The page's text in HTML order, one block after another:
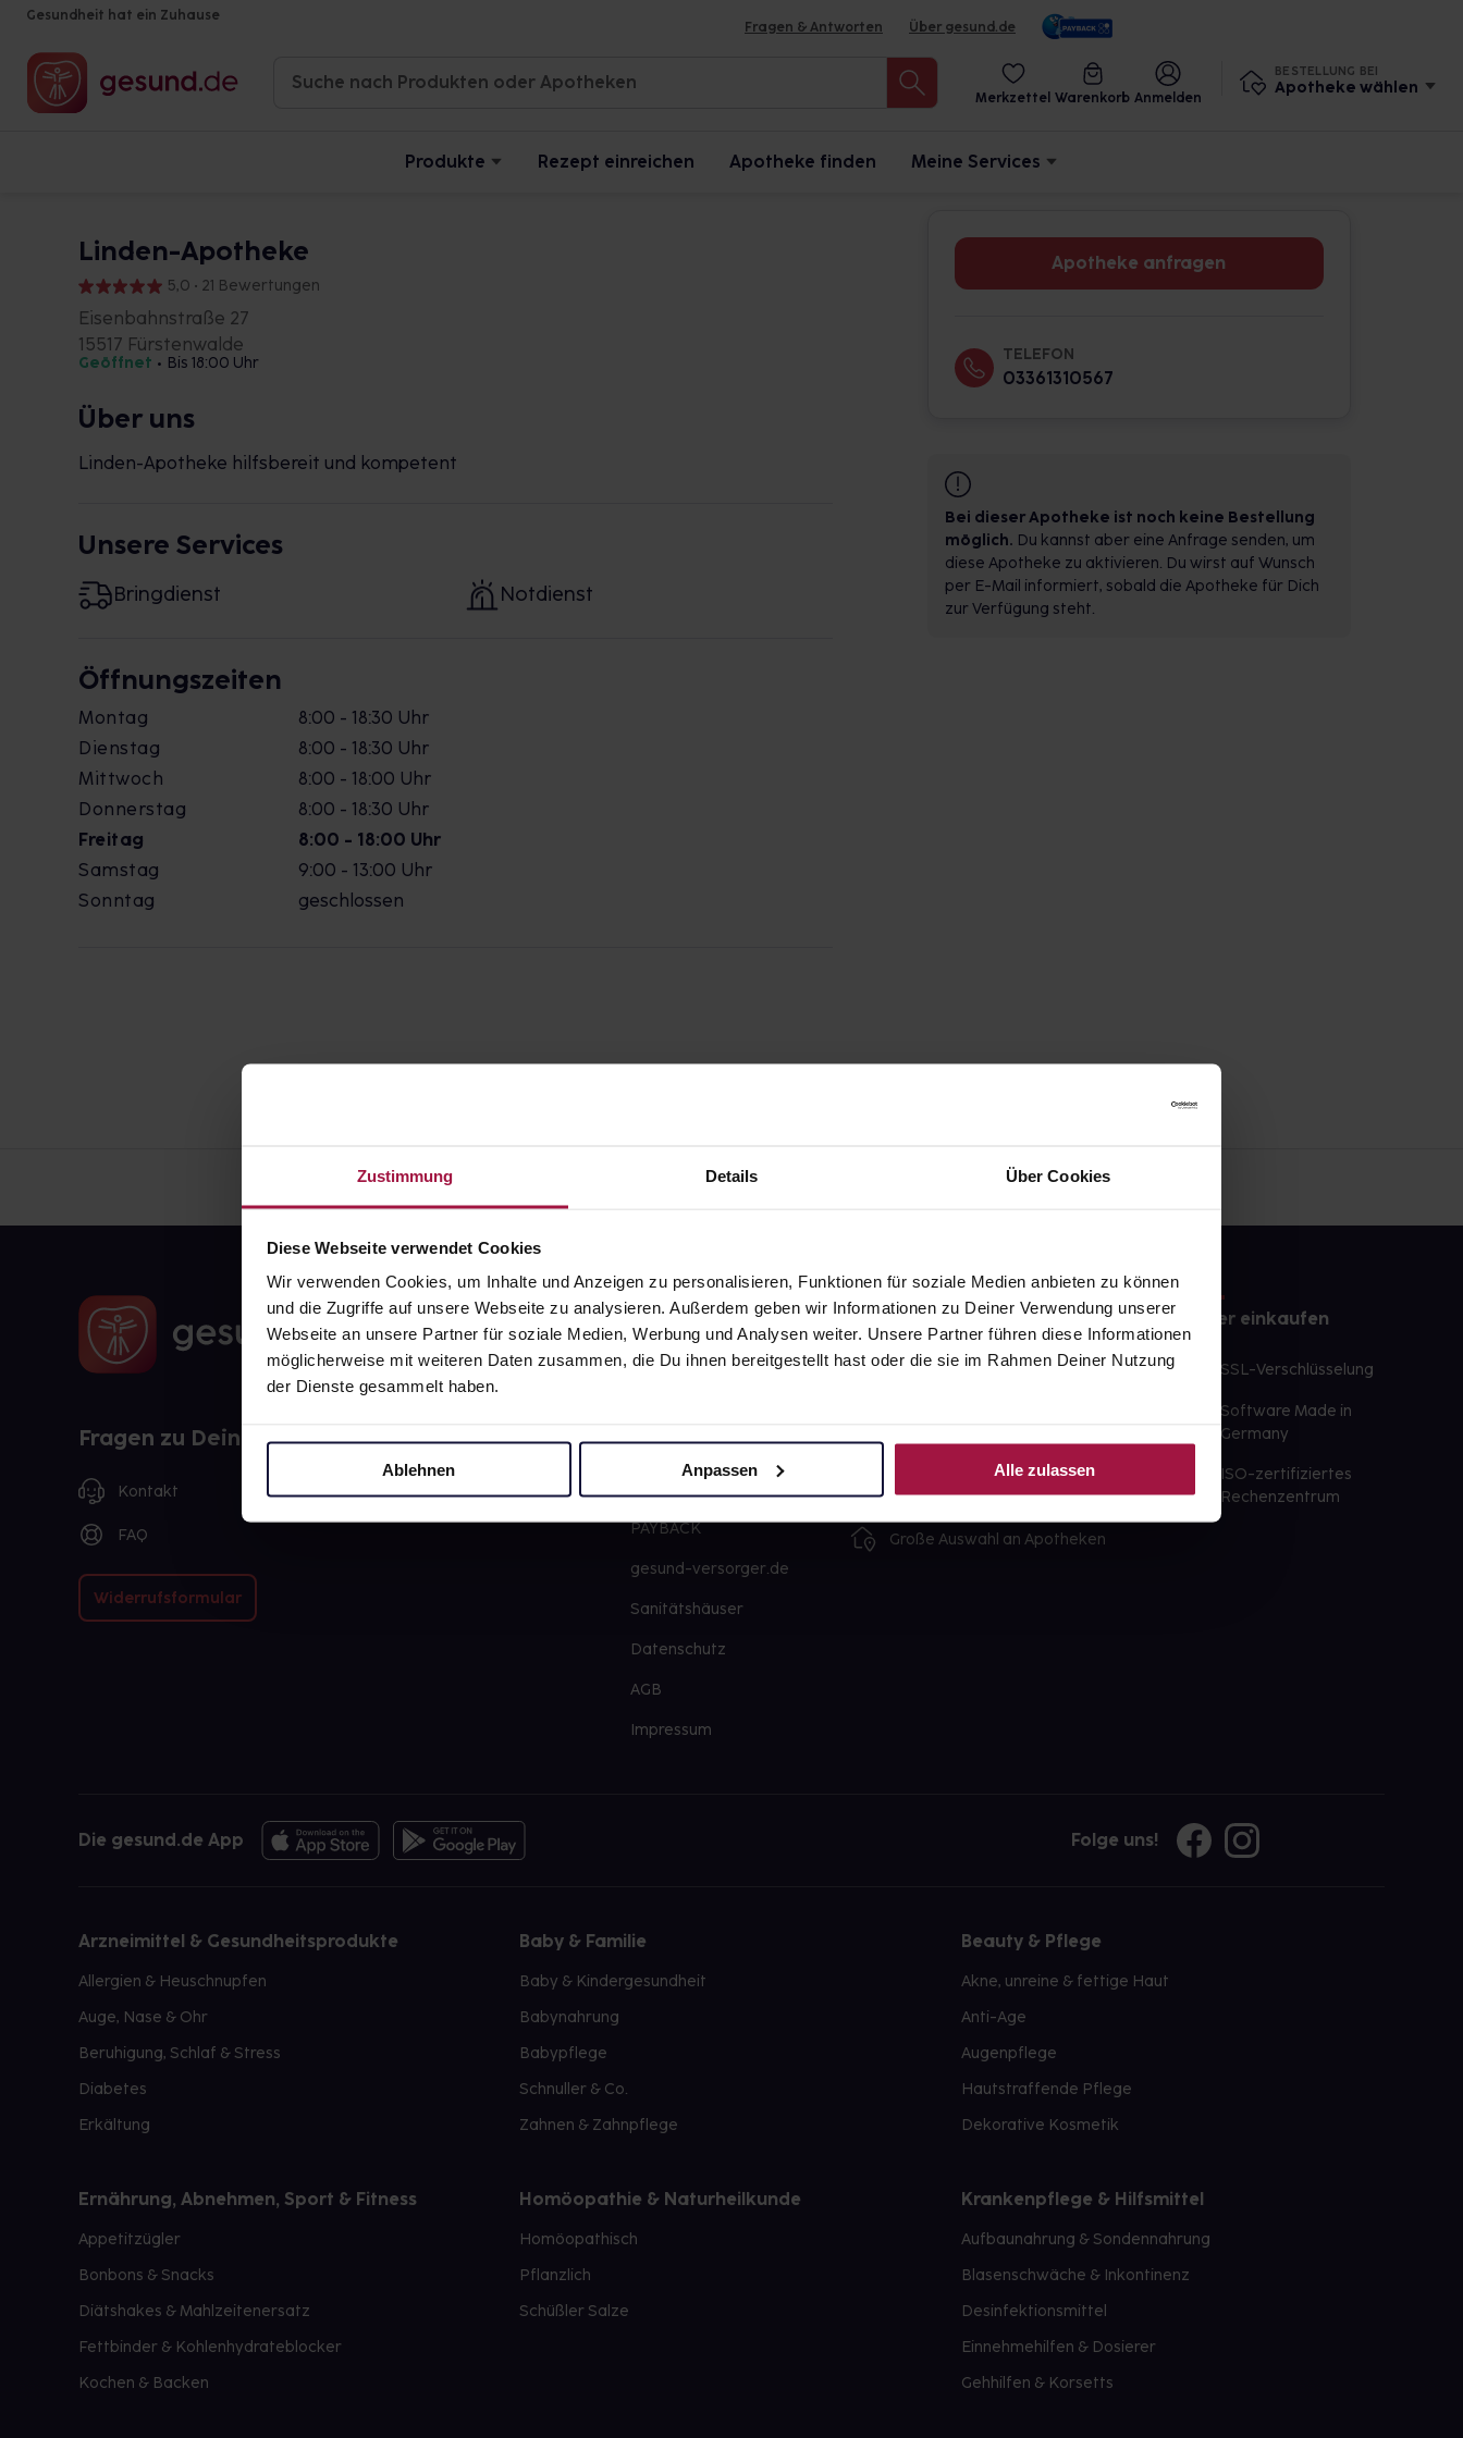
Zustimmung Details Über Cookies
Diese Webseite verwendet Cookies
Wir verwenden Cookies, um Inhalte und Anzeigen zu personalisieren, Funktionen für soziale Medien anbieten zu können
und die Zugriffe auf unsere Webseite zu analysieren. Außerdem geben wir Informationen zu Deiner Verwendung unserer
Webseite an unsere Partner für soziale Medien, Werbung und Analysen weiter. Unsere Partner führen diese Informationen
möglicherweise mit weiteren Daten zusammen, die Du ihnen bereitgestellt hast oder die sie im Rahmen Deiner Nutzung
der Dienste gesammelt haben.
Ablehnen Anpassen Alle zulassen
Gesundheit hat ein Zuhause
Fragen & Antworten Über gesund.de
Merkzettel Warenkorb Anmelden
BESTELLUNG BEI
Apotheke wählen
Produkte Rezept einreichen Apotheke finden Meine Services
Linden-Apotheke
5,0 • 21 Bewertungen
Eisenbahnstraße 27
15517 Fürstenwalde
Geöffnet • Bis 18:00 Uhr
Über uns
Linden-Apotheke hilfsbereit und kompetent
Unsere Services
Bringdienst Notdienst
Öffnungszeiten
Montag
8:00 - 18:30 Uhr
Dienstag
8:00 - 18:30 Uhr
Mittwoch
8:00 - 18:00 Uhr
Donnerstag
8:00 - 18:30 Uhr
Freitag
8:00 - 18:00 Uhr
Samstag
9:00 - 13:00 Uhr
Sonntag
geschlossen
Apotheke anfragen
TELEFON
03361310567
Bei dieser Apotheke ist noch keine Bestellung
möglich. Du kannst aber eine Anfrage senden, um
diese Apotheke zu aktivieren. Du wirst auf Wunsch
per E-Mail informiert, sobald die Apotheke für Dich
zur Verfügung steht.
Fragen zu Deiner Bestellung?
Kontakt
FAQ
Widerrufsformular
gesund.de
Über uns
Newsletter
PAYBACK
gesund-versorger.de
Sanitätshäuser
Datenschutz
AGB
Impressum
Unsere Vorteile
Ausgewählte Wunschprodukte
Freie Wahl der Apotheke
Große Auswahl an Apotheken
Sicher einkaufen
SSL-Verschlüsselung
Software Made in
Germany
ISO-zertifiziertes
Rechenzentrum
Die gesund.de App Folge uns!
Arzneimittel & Gesundheitsprodukte
Allergien & Heuschnupfen
Auge, Nase & Ohr
Beruhigung, Schlaf & Stress
Diabetes
Erkältung
Baby & Familie
Baby & Kindergesundheit
Babynahrung
Babypflege
Schnuller & Co.
Zahnen & Zahnpflege
Beauty & Pflege
Akne, unreine & fettige Haut
Anti-Age
Augenpflege
Hautstraffende Pflege
Dekorative Kosmetik
Ernährung, Abnehmen, Sport & Fitness
Appetitzügler
Bonbons & Snacks
Diätshakes & Mahlzeitenersatz
Fettbinder & Kohlenhydrateblocker
Kochen & Backen
Homöopathie & Naturheilkunde
Homöopathisch
Pflanzlich
Schüßler Salze
Krankenpflege & Hilfsmittel
Aufbaunahrung & Sondennahrung
Blasenschwäche & Inkontinenz
Desinfektionsmittel
Einnehmehilfen & Dosierer
Gehhilfen & Korsetts